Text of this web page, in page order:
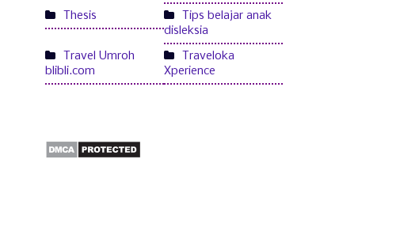
Thesis
Tips belajar anak
disleksia
Travel Umroh
blibli.com
Traveloka
Xperience